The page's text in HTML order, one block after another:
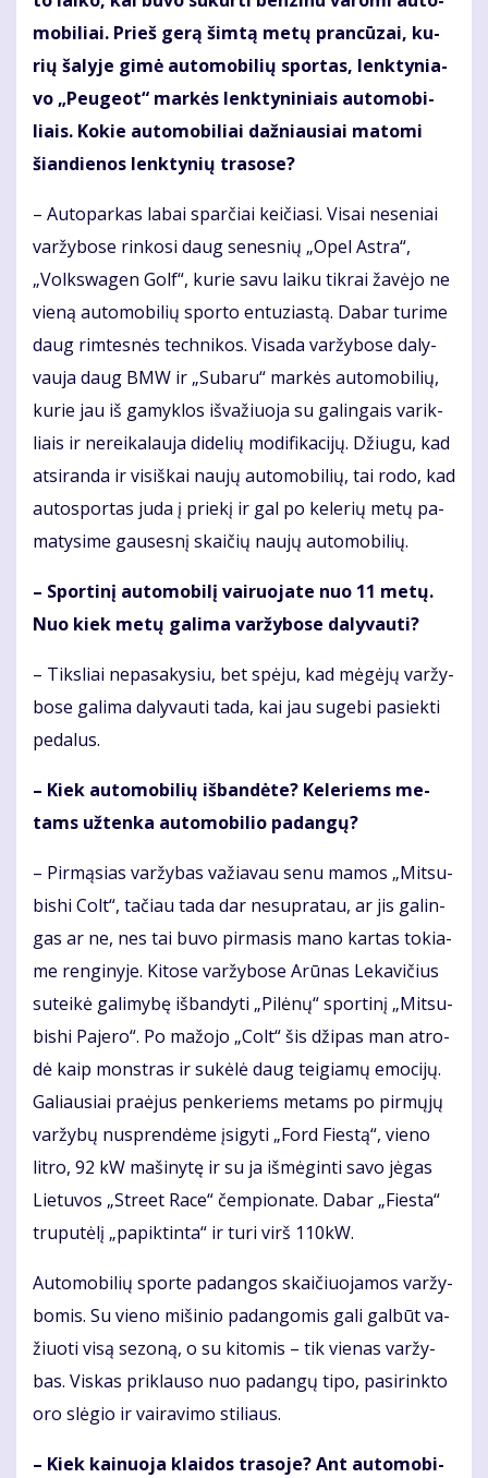
mo­bi­liai. Prieš ge­rą šim­tą me­tų pran­cū­zai, ku­
rių ša­ly­je gi­mė au­to­mo­bi­lių spor­tas, lenk­ty­nia­
vo „Peu­ge­ot“ mar­kės lenk­ty­ni­niais au­to­mo­bi­
liais. Ko­kie au­to­mo­bi­liai daž­niau­siai ma­to­mi
šian­die­nos lenk­ty­nių tra­so­se?
– Au­to­par­kas la­bai spar­čiai kei­čia­si. Vi­sai ne­se­niai
var­žy­bo­se rin­ko­si daug se­nes­nių „Opel Ast­ra“,
„Volks­wa­gen Golf“, ku­rie sa­vu lai­ku tik­rai ža­vė­jo ne
vie­ną au­to­mo­bi­lių spor­to en­tu­zias­tą. Da­bar tu­ri­me
daug rim­tes­nės tech­ni­kos. Vi­sa­da var­žy­bo­se da­ly­
vau­ja daug BMW ir „Su­ba­ru“ mar­kės au­to­mo­bi­lių,
ku­rie jau iš ga­myk­los iš­va­žiuo­ja su ga­lin­gais va­rik­
liais ir ne­rei­ka­lau­ja di­de­lių mo­di­fi­ka­ci­jų. Džiu­gu, kad
at­si­ran­da ir vi­siš­kai nau­jų au­to­mo­bi­lių, tai ro­do, kad
au­to­spor­tas ju­da į prie­kį ir gal po ke­le­rių me­tų pa­
ma­ty­si­me gau­ses­nį skai­čių nau­jų au­to­mo­bi­lių.
– Spor­ti­nį au­to­mo­bi­lį vai­ruo­ja­te nuo 11 me­tų.
Nuo kiek me­tų ga­li­ma var­žy­bo­se da­ly­vau­ti?
– Tiks­liai ne­pa­sa­ky­siu, bet spė­ju, kad mė­gė­jų var­žy­
bo­se ga­li­ma da­ly­vau­ti ta­da, kai jau su­ge­bi pa­siek­ti
pe­da­lus.
– Kiek au­to­mo­bi­lių iš­ban­dė­te? Ke­le­riems me­
tams už­ten­ka au­to­mo­bi­lio pa­dan­gų?
– Pir­mą­sias var­žy­bas va­žia­vau se­nu ma­mos „Mit­su­
bis­hi Colt“, ta­čiau ta­da dar ne­su­pra­tau, ar jis ga­lin­
gas ar ne, nes tai bu­vo pir­ma­sis ma­no kar­tas to­kia­
me ren­gi­ny­je. Ki­to­se var­žy­bo­se Arū­nas Le­ka­vi­čius
su­tei­kė ga­li­my­bę iš­ban­dy­ti „Pi­lė­nų“ spor­ti­nį „Mit­su­
bis­hi Pa­je­ro“. Po ma­žo­jo „Colt“ šis dži­pas man at­ro­
dė kaip monst­ras ir su­kė­lė daug tei­gia­mų emo­ci­jų.
Ga­liau­siai pra­ėjus pen­ke­riems me­tams po pir­mų­jų
var­žy­bų nu­spren­dė­me įsi­gy­ti „Ford Fies­tą“, vie­no
lit­ro, 92 kW ma­ši­ny­tę ir su ja iš­mė­gin­ti sa­vo jė­gas
Lie­tu­vos „Stre­et Ra­ce“ čem­pio­na­te. Da­bar „Fies­ta“
tru­pu­tė­lį „pa­pik­tin­ta“ ir tu­ri virš 110kW.
Au­to­mo­bi­lių spor­te pa­dan­gos skai­čiuo­ja­mos var­žy­
bo­mis. Su vie­no mi­ši­nio pa­dan­go­mis ga­li gal­būt va­
žiuo­ti vi­są se­zo­ną, o su ki­to­mis – tik vie­nas var­žy­
bas. Vis­kas pri­klau­so nuo pa­dan­gų ti­po, pa­si­rink­to
oro slė­gio ir vai­ra­vi­mo sti­liaus.
– Kiek kai­nuo­ja klai­dos tra­so­je? Ant au­to­mo­bi­